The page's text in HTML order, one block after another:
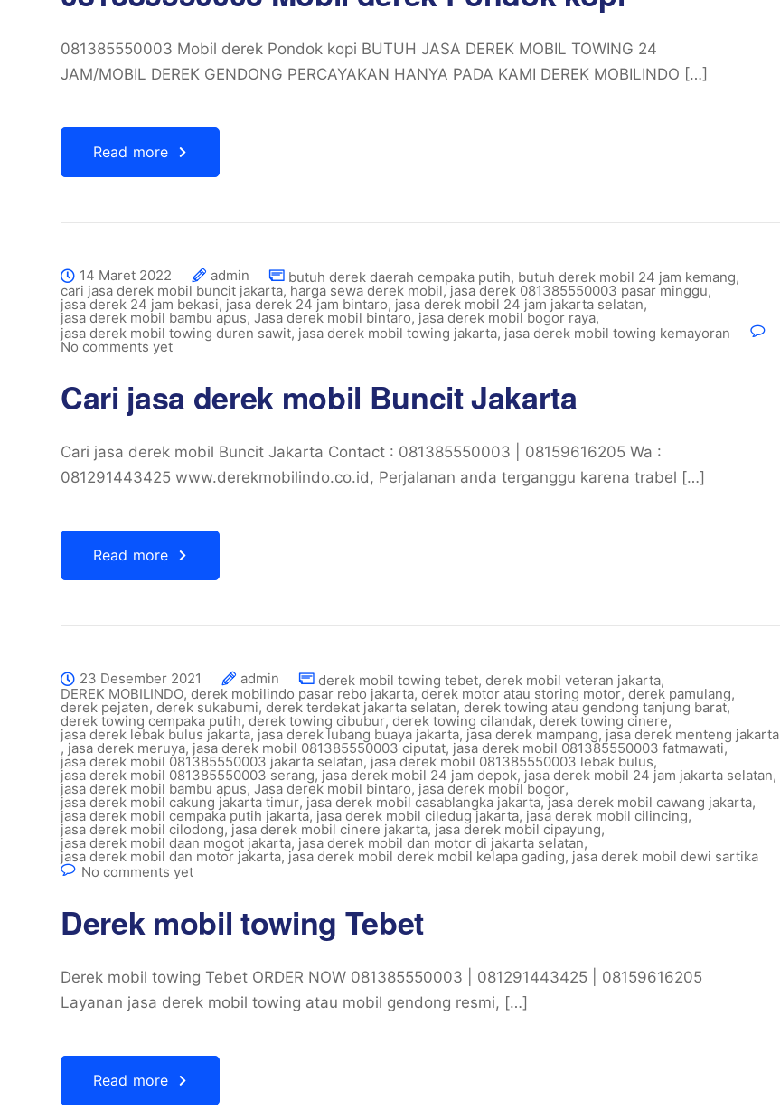
081385550003 Mobil derek Pondok kopi BUTUH JASA DEREK MOBIL TOWING 24
JAM/MOBIL DEREK GENDONG PERCAYAKAN HANYA PADA KAMI DEREK MOBILINDO […]
Read more
14 Maret 2022 admin butuh derek daerah cempaka putih, butuh derek mobil 24 jam kemang,
cari jasa derek mobil buncit jakarta, harga sewa derek mobil, jasa derek 081385550003 pasar minggu,
jasa derek 24 jam bekasi, jasa derek 24 jam bintaro, jasa derek mobil 24 jam jakarta selatan,
jasa derek mobil bambu apus, Jasa derek mobil bintaro, jasa derek mobil bogor raya,
jasa derek mobil towing duren sawit, jasa derek mobil towing jakarta, jasa derek mobil towing kemayoran
No comments yet
Cari jasa derek mobil Buncit Jakarta
Cari jasa derek mobil Buncit Jakarta Contact : 081385550003 | 08159616205 Wa :
081291443425 www.derekmobilindo.co.id, Perjalanan anda terganggu karena trabel […]
Read more
23 Desember 2021 admin derek mobil towing tebet, derek mobil veteran jakarta,
DEREK MOBILINDO, derek mobilindo pasar rebo jakarta, derek motor atau storing motor, derek pamulang,
derek pejaten, derek sukabumi, derek terdekat jakarta selatan, derek towing atau gendong tanjung barat,
derek towing cempaka putih, derek towing cibubur, derek towing cilandak, derek towing cinere,
jasa derek lebak bulus jakarta, jasa derek lubang buaya jakarta, jasa derek mampang, jasa derek menteng jakarta
, jasa derek meruya, jasa derek mobil 081385550003 ciputat, jasa derek mobil 081385550003 fatmawati,
jasa derek mobil 081385550003 jakarta selatan, jasa derek mobil 081385550003 lebak bulus,
jasa derek mobil 081385550003 serang, jasa derek mobil 24 jam depok, jasa derek mobil 24 jam jakarta selatan,
jasa derek mobil bambu apus, Jasa derek mobil bintaro, jasa derek mobil bogor,
jasa derek mobil cakung jakarta timur, jasa derek mobil casablangka jakarta,jasa derek mobil cawang jakarta,
jasa derek mobil cempaka putih jakarta, jasa derek mobil ciledug jakarta, jasa derek mobil cilincing,
jasa derek mobil cilodong,jasa derek mobil cinere jakarta, jasa derek mobil cipayung,
jasa derek mobil daan mogot jakarta, jasa derek mobil dan motor di jakarta selatan,
jasa derek mobil dan motor jakarta, jasa derek mobil derek mobil kelapa gading, jasa derek mobil dewi sartika
No comments yet
Derek mobil towing Tebet
Derek mobil towing Tebet ORDER NOW 081385550003 | 081291443425 | 08159616205
Layanan jasa derek mobil towing atau mobil gendong resmi, […]
Read more